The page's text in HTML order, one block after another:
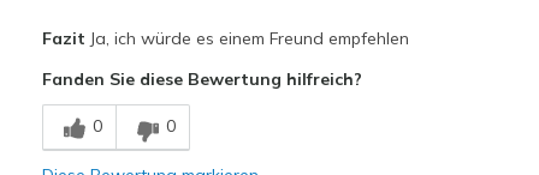
Comfortable
Stylish
Fazit Ja, ich würde es einem Freund empfehlen
Fanden Sie diese Bewertung hilfreich?
0 0